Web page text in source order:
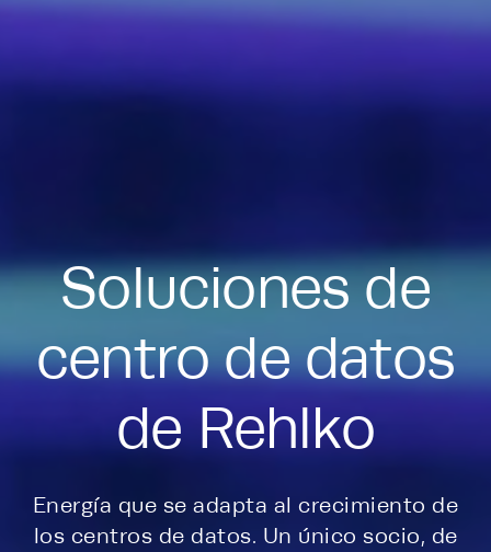
Soluciones de
centro de datos
de Rehlko
Energía que se adapta al crecimiento de
los centros de datos. Un único socio, de